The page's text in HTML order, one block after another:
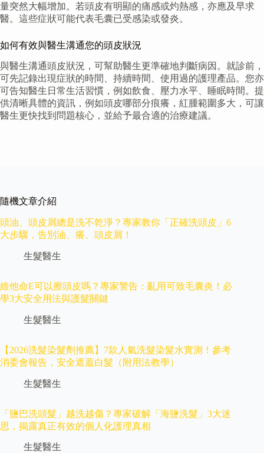
量突然大幅增加。若頭皮有明顯的痛感或灼熱感，亦應及早求
醫。這些症狀可能代表毛囊已受感染或發炎。
如何有效與醫生溝通您的頭皮狀況
與醫生溝通頭皮狀況，可幫助醫生更準確地判斷病因。就診前，
可先記錄出現症狀的時間、持續時間、使用過的護理產品。您亦
可告知醫生日常生活習慣，例如飲食、壓力水平、睡眠時間。提
供清晰具體的資訊，例如頭皮哪部分痕癢，紅腫範圍多大，可讓
醫生更快找到問題核心，並給予最合適的治療建議。
隨機文章介紹
頭油、頭皮屑總是洗不乾淨？專家教你「正確洗頭皮」6
大步驟，告別油、癢、頭皮屑！
生髮醫生
維他命E可以擦頭皮嗎？專家警告：亂用可致毛囊炎！必
學3大安全用法與護髮關鍵
生髮醫生
【2026洗髮染髮劑推薦】7款人氣洗髮染髮水實測！參考
消委會報告，安全遮蓋白髮（附用法教學）
生髮醫生
「鹽巴洗頭髮」越洗越傷？專家破解「海鹽洗髮」3大迷
思，揭露真正有效的個人化護理真相
生髮醫生